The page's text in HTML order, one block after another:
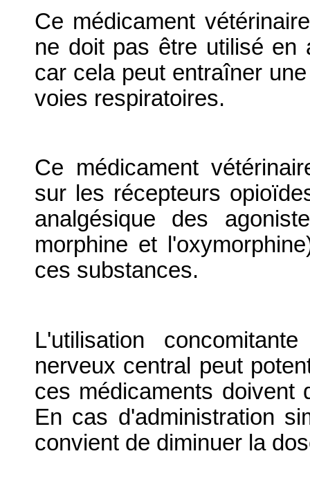
Ce médicament
ne doit pas être utilisé en
car cela peut entraîner
voies respiratoires.
Ce médicament
sur les récepteurs
analgésique des
morphine et
ces substances.
L'utilisation
nerveux central peut
ces médicaments doivent
En cas d'administration
convient de diminuer la